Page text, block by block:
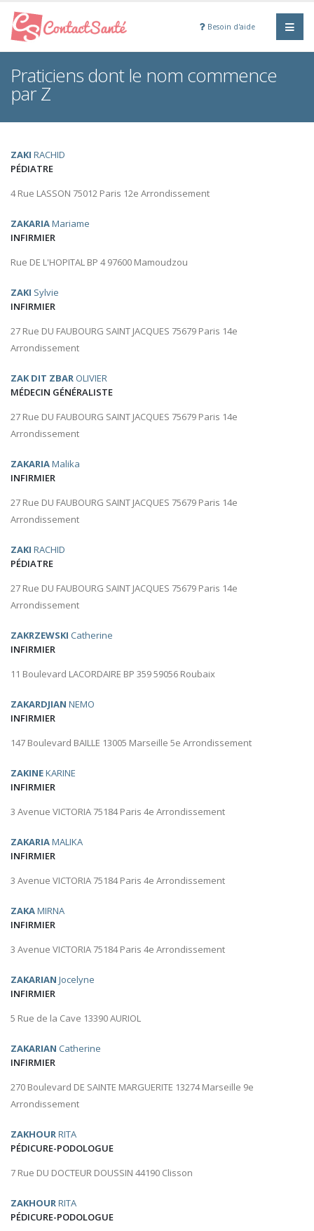
Besoin d'aide
Praticiens dont le nom commence
par Z
ZAKI RACHID
PÉDIATRE
4 Rue LASSON 75012 Paris 12e Arrondissement
ZAKARIAMariame
INFIRMIER
Rue DE L'HOPITAL BP 4 97600 Mamoudzou
ZAKI Sylvie
INFIRMIER
27 Rue DU FAUBOURG SAINT JACQUES 75679 Paris 14e
Arrondissement
ZAK DIT ZBAR OLIVIER
MÉDECIN GÉNÉRALISTE
27 Rue DU FAUBOURG SAINT JACQUES 75679 Paris 14e
Arrondissement
ZAKARIAMalika
INFIRMIER
27 Rue DU FAUBOURG SAINT JACQUES 75679 Paris 14e
Arrondissement
ZAKI RACHID
PÉDIATRE
27 Rue DU FAUBOURG SAINT JACQUES 75679 Paris 14e
Arrondissement
ZAKRZEWSKI Catherine
INFIRMIER
11 Boulevard LACORDAIRE BP 359 59056 Roubaix
ZAKARDJIAN NEMO
INFIRMIER
147 Boulevard BAILLE 13005 Marseille 5e Arrondissement
ZAKINEKARINE
INFIRMIER
3 Avenue VICTORIA 75184 Paris 4e Arrondissement
ZAKARIAMALIKA
INFIRMIER
3 Avenue VICTORIA 75184 Paris 4e Arrondissement
ZAKAMIRNA
INFIRMIER
3 Avenue VICTORIA 75184 Paris 4e Arrondissement
ZAKARIAN Jocelyne
INFIRMIER
5 Rue de la Cave 13390 AURIOL
ZAKARIAN Catherine
INFIRMIER
270 Boulevard DE SAINTE MARGUERITE 13274 Marseille 9e
Arrondissement
ZAKHOURRITA
PÉDICURE-PODOLOGUE
7 Rue DU DOCTEUR DOUSSIN 44190 Clisson
ZAKHOURRITA
PÉDICURE-PODOLOGUE